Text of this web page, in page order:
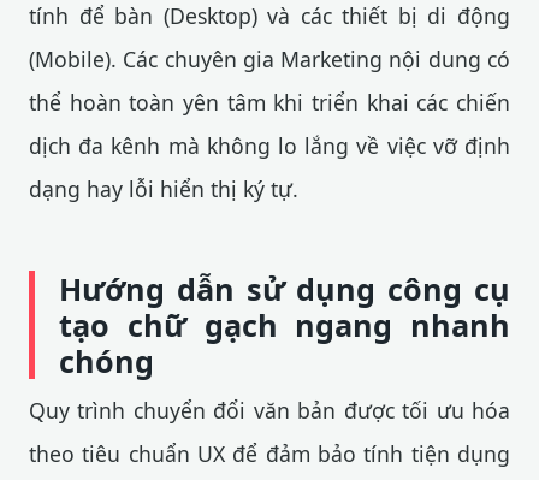
tính để bàn (Desktop) và các thiết bị di động
(Mobile). Các chuyên gia Marketing nội dung có
thể hoàn toàn yên tâm khi triển khai các chiến
dịch đa kênh mà không lo lắng về việc vỡ định
dạng hay lỗi hiển thị ký tự.
Hướng dẫn sử dụng công cụ
tạo chữ gạch ngang nhanh
chóng
Quy trình chuyển đổi văn bản được tối ưu hóa
theo tiêu chuẩn UX để đảm bảo tính tiện dụng